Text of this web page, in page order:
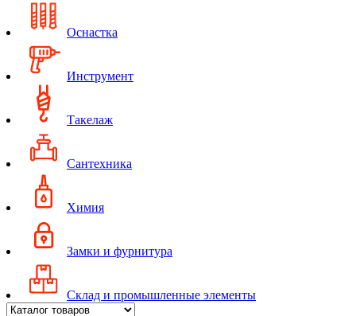
Оснастка
Инструмент
Такелаж
Сантехника
Химия
Замки и фурнитура
Склад и промышленные элементы